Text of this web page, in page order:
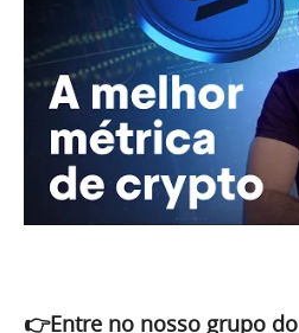
👉Entre no nosso grupo do